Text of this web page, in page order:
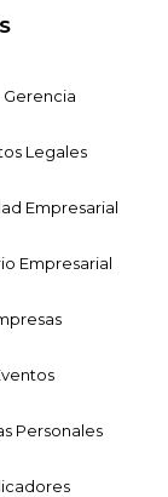
Gerencia
Legales
Empresarial
Empresarial
Personales